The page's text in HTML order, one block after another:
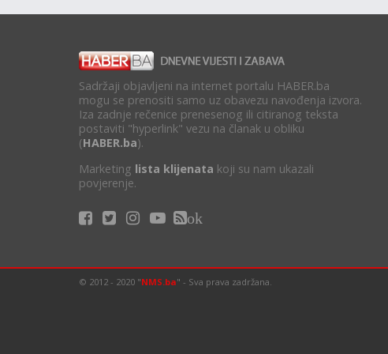
Sadržaji objavljeni na internet portalu HABER.ba
mogu se prenositi samo uz obavezu navođenja izvora.
Iza zadnje rečenice prenesenog ili citiranog teksta
postaviti "hyperlink" vezu na članak u obliku
(HABER.ba).
Marketing lista klijenata koji su nam ukazali
povjerenje.
ok
© 2012 - 2020 "NMS.ba" - Sva prava zadržana.